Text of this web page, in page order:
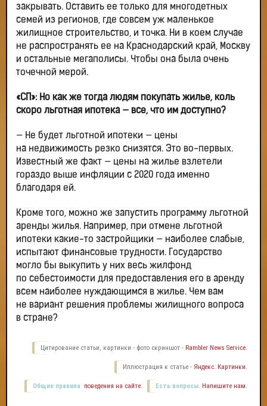
закрывать. Оставить ее только для многодетных
семей из регионов, где совсем уж маленькое
жилищное строительство, и точка. Ни в коем случае
не распространять ее на Краснодарский край, Москву
и остальные мегаполисы. Чтобы она была очень
точечной мерой.
«СП»: Но как же тогда людям покупать жилье, коль
скоро льготная ипотека — все, что им доступно?
— Не будет льготной ипотеки — цены
на недвижимость резко снизятся. Это во-первых.
Известный же факт — цены на жилье взлетели
гораздо выше инфляции с 2020 года именно
благодаря ей.
Кроме того, можно же запустить программу льготной
аренды жилья. Например, при отмене льготной
ипотеки какие-то застройщики — наиболее слабые,
испытают финансовые трудности. Государство
могло бы выкупить у них весь жилфонд
по себестоимости для предоставления его в аренду
всем наиболее нуждающимся в жилье. Чем вам
не вариант решения проблемы жилищного вопроса
в стране?
Цитирование статьи, картинки - фото скриншот - Rambler News Service.
Иллюстрация к статье - Яндекс. Картинки.
Есть вопросы. Напишите нам.
Общие правила поведения на сайте.